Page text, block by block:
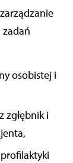
osobistej i
zgłębnik i